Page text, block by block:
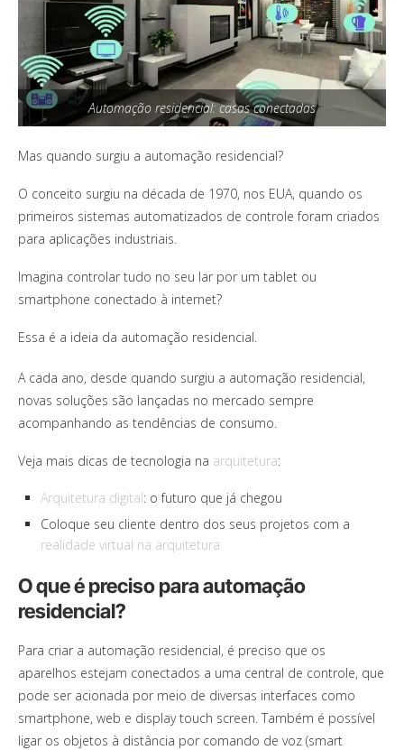
Automação residencial: casas conectadas
Mas quando surgiu a automação residencial?
O conceito surgiu na década de 1970, nos EUA, quando os
primeiros sistemas automatizados de controle foram criados
para aplicações industriais.
Imagina controlar tudo no seu lar por um tablet ou
smartphone conectado à internet?
Essa é a ideia da automação residencial.
A cada ano, desde quando surgiu a automação residencial,
novas soluções são lançadas no mercado sempre
acompanhando as tendências de consumo.
Veja mais dicas de tecnologia na arquitetura:
Arquitetura digital: o futuro que já chegou
Coloque seu cliente dentro dos seus projetos com a
realidade virtual na arquitetura
O que é preciso para automação
residencial?
Para criar a automação residencial, é preciso que os
aparelhos estejam conectados a uma central de controle, que
pode ser acionada por meio de diversas interfaces como
smartphone, web e display touch screen. Também é possível
ligar os objetos à distância por comando de voz (smart